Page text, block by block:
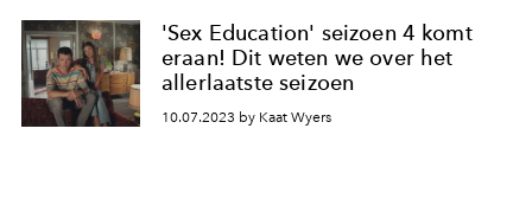
'Sex Education' seizoen 4 komt
eraan! Dit weten we over het
allerlaatste seizoen
10.07.2023 by Kaat Wyers